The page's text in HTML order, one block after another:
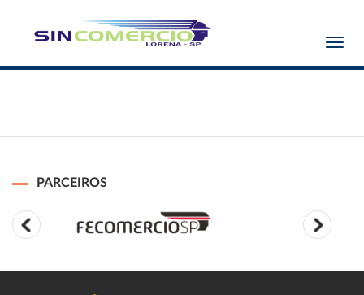
PARCEIROS